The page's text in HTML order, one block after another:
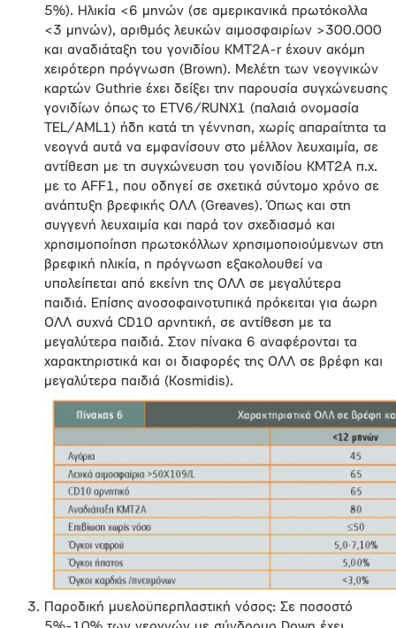
5%). Ηλικία <6 μηνών (σε αμερικανικά πρωτόκολλα
<3 μηνών), αριθμός λευκών αιμοσφαιρίων >300.000
και αναδιάταξη του γονιδίου ΚΜΤ2Α-r έχουν ακόμη
χειρότερη πρόγνωση (Brown). Μελέτη των νεογνικών
καρτών Guthrie έχει δείξει την παρουσία συγχώνευσης
γονιδίων όπως το ETV6/RUNX1 (παλαιά ονομασία
ΤΕL/AML1) ήδη κατά τη γέννηση, χωρίς απαραίτητα τα
νεογνά αυτά να εμφανίσουν στο μέλλον λευχαιμία, σε
αντίθεση με τη συγχώνευση του γονιδίου ΚΜΤ2Α π.χ.
με το ΑFF1, που οδηγεί σε σχετικά σύντομο χρόνο σε
ανάπτυξη βρεφικής ΟΛΛ (Greaves). Όπως και στη
συγγενή λευχαιμία και παρά τον σχεδιασμό και
χρησιμοποίηση πρωτοκόλλων χρησιμοποιούμενων στη
βρεφική ηλικία, η πρόγνωση εξακολουθεί να
υπολείπεται από εκείνη της ΟΛΛ σε μεγαλύτερα
παιδιά. Επίσης ανοσοφαινοτυπικά πρόκειται για άωρη
ΟΛΛ συχνά CD10 αρνητική, σε αντίθεση με τα
μεγαλύτερα παιδιά. Στον πίνακα 6 αναφέρονται τα
χαρακτηριστικά και οι διαφορές της ΟΛΛ σε βρέφη και
μεγαλύτερα παιδιά (Kosmidis).
Παροδική μυελοϋπερπλαστική νόσος: Σε ποσοστό